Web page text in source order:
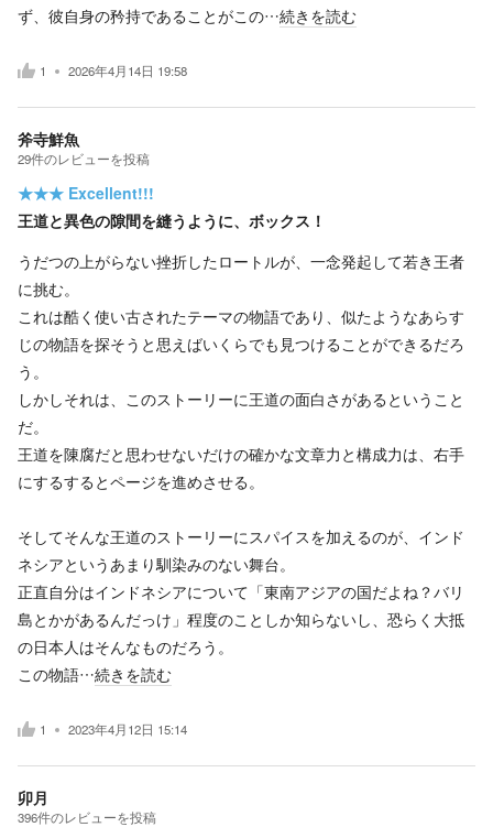
ず、彼自身の矜持であることがこの…続きを読む
1 2026年4月14日 19:58
斧寺鮮魚
29件のレビューを投稿
★★★ Excellent!!!
王道と異色の隙間を縫うように、ボックス！
うだつの上がらない挫折したロートルが、一念発起して若き王者
に挑む。
これは酷く使い古されたテーマの物語であり、似たようなあらす
じの物語を探そうと思えばいくらでも見つけることができるだろ
う。
しかしそれは、このストーリーに王道の面白さがあるということ
だ。
王道を陳腐だと思わせないだけの確かな文章力と構成力は、右手
にするするとページを進めさせる。
そしてそんな王道のストーリーにスパイスを加えるのが、インド
ネシアというあまり馴染みのない舞台。
正直自分はインドネシアについて「東南アジアの国だよね？バリ
島とかがあるんだっけ」程度のことしか知らないし、恐らく大抵
の日本人はそんなものだろう。
この物語…続きを読む
1 2023年4月12日 15:14
卯月
396件のレビューを投稿